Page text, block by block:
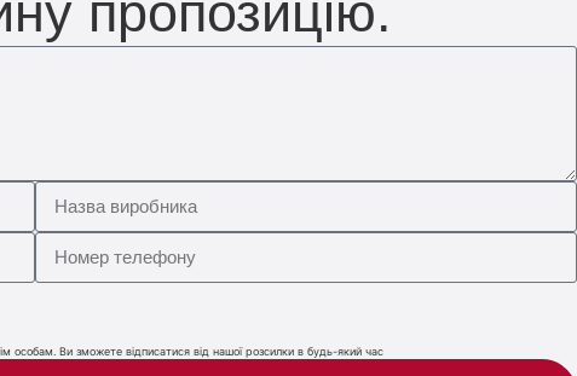
пропозицію.
Ви зможете відписатися від нашої розсилки в будь-який час